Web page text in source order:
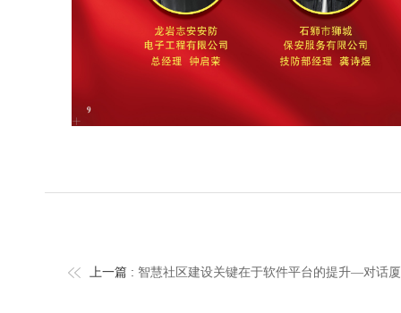
上一篇 : 智慧社区建设关键在于软件平台的提升—对话